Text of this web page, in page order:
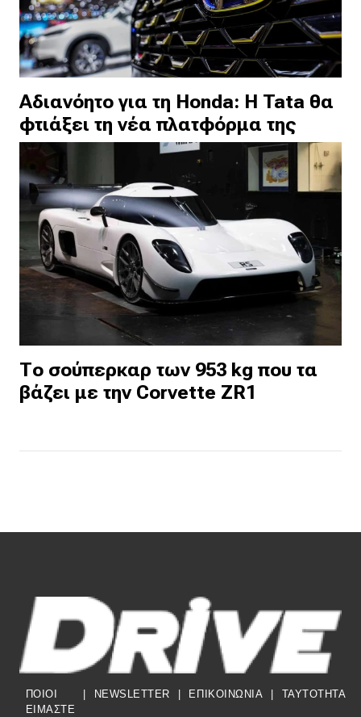
Αδιανόητο για τη Honda: Η Tata θα
φτιάξει τη νέα πλατφόρμα της
Το σούπερκαρ των 953 kg που τα
βάζει με την Corvette ZR1
ΠΟΙΟΙ
ΕΙΜΑΣΤΕ
NEWSLETTER ΕΠΙΚΟΙΝΩΝΙΑ TAYTOTHTA